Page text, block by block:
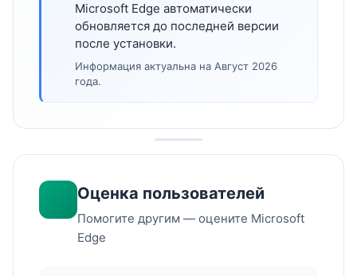
Microsoft Edge автоматически
обновляется до последней версии
после установки.
Информация актуальна на Август 2026
года.
Оценка пользователей
Помогите другим — оцените Microsoft
Edge